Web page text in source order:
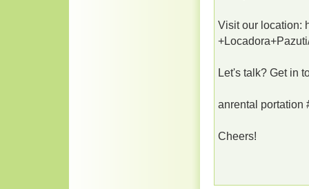
Visit our location:
Let's talk? Get in
anrental portation
Cheers!